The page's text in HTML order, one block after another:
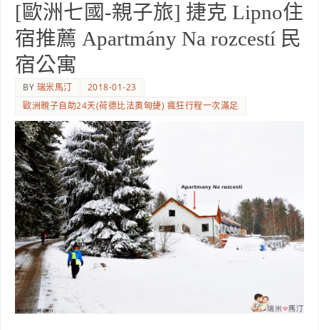
[歐洲七國-親子旅] 捷克 Lipno住
宿推薦 Apartmány Na rozcestí 民
宿公寓
BY 瑞米馬汀
2018-01-23
歐洲親子自助24天(荷德比法奧匈捷) 瘋狂行程一次滿足